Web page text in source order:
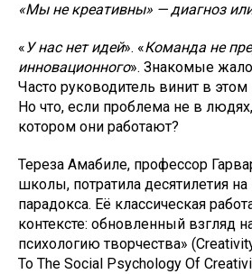
«Мы не креативны» — диагноз
«У нас нет идей». «Команда не
инновационного». Знакомые
Часто руководитель винит в этом
Но что, если проблема не в
котором они работают?
Тереза Амабиле, профессор
школы, потратила десятилетия на
парадокса. Её классическая
контексте: обновленный взгляд
психологию творчества»
To The Social Psychology Of